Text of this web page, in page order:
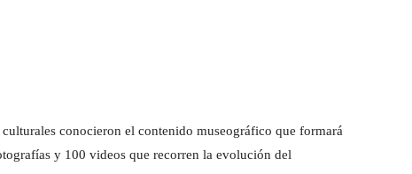
conocieron el contenido museográfico que formará
y 100 videos que recorren la evolución del